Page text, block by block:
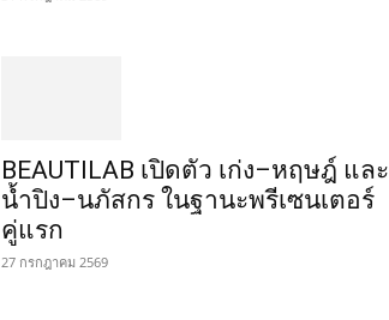
BEAUTILAB เปิดตัว เก่ง–หฤษฎ์ และ
น้ำปิง–นภัสกร ในฐานะพรีเซนเตอร์
คู่แรก
27 กรกฎาคม 2569